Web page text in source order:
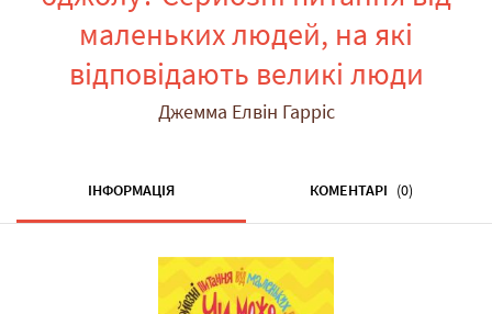
маленьких людей, на які
відповідають великі люди
Джемма Елвін Гарріс
ІНФОРМАЦІЯ КОМЕНТАРІ (0)